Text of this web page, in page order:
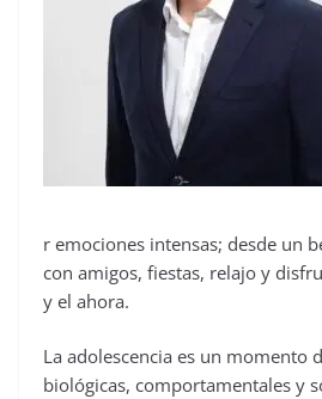
r emociones intensas; desde un
con amigos, fiestas, relajo y
y el ahora.
La adolescencia es un momento
biológicas, comportamentales y